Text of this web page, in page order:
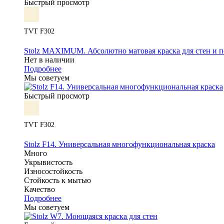
Быстрый просмотр
TVT F302
Stolz MAXIMUM. Абсолютно матовая краска для стен и
Нет в наличии
Подробнее
Мы советуем
Быстрый просмотр
TVT F302
Stolz F14. Универсальная многофункциональная краска
Много
Укрывистость
Износостойкость
Стойкость к мытью
Качество
Подробнее
Мы советуем